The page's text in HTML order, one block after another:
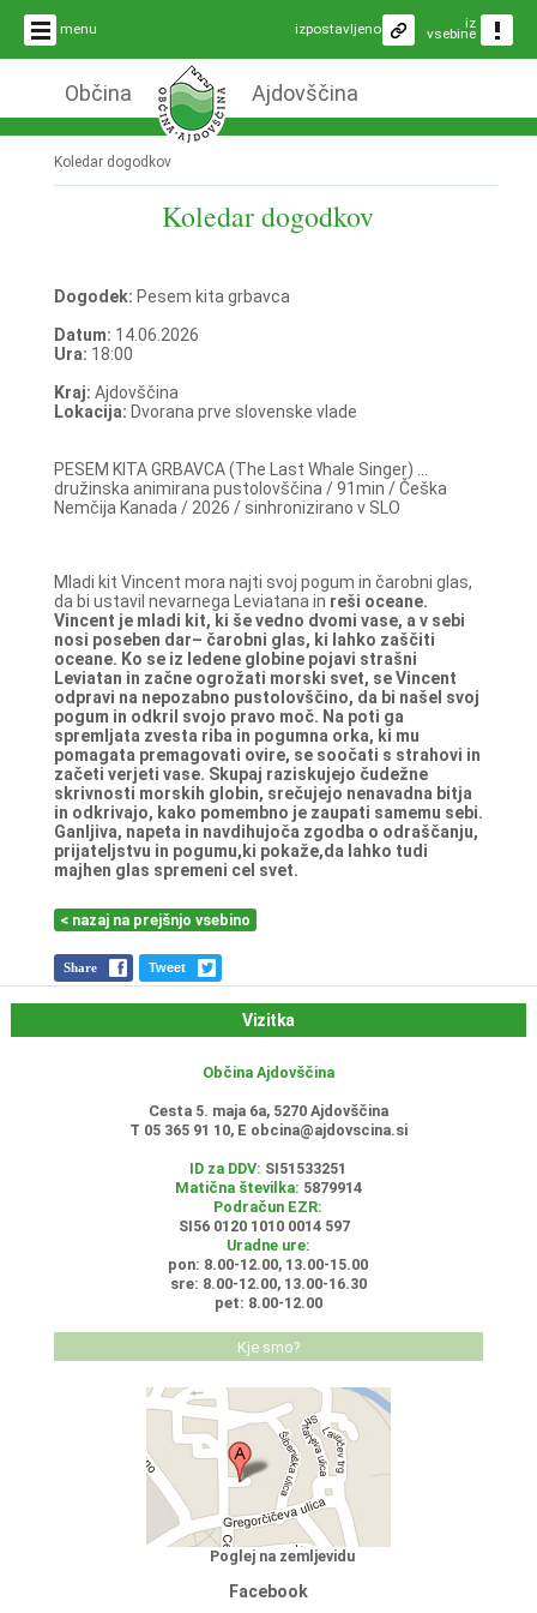
menu iz
vsebine
izpostavljeno
Občina Ajdovščina
Koledar dogodkov
Koledar dogodkov
Dogodek: Pesem kita grbavca
Datum: 14.06.2026
Ura: 18:00
Kraj: Ajdovščina
Lokacija: Dvorana prve slovenske vlade
PESEM KITA GRBAVCA (The Last Whale Singer) ...
družinska animirana pustolovščina / 91min / Češka
Nemčija Kanada / 2026 / sinhronizirano v SLO
Mladi kit Vincent mora najti svoj pogum in čarobni glas,
da bi ustavil nevarnega Leviatana in reši oceane.
Vincent je mladi kit, ki še vedno dvomi vase, a v sebi
nosi poseben dar– čarobni glas, ki lahko zaščiti
oceane. Ko se iz ledene globine pojavi strašni
Leviatan in začne ogrožati morski svet, se Vincent
odpravi na nepozabno pustolovščino, da bi našel svoj
pogum in odkril svojo pravo moč. Na poti ga
spremljata zvesta riba in pogumna orka, ki mu
pomagatapremagovati ovire, se soočati s strahovi in
začeti verjeti vase. Skupaj raziskujejo čudežne
skrivnosti morskih globin, srečujejo nenavadna bitja
in odkrivajo, kako pomembno jezaupati samemu sebi.
Ganljiva, napeta in navdihujoča zgodba o odraščanju,
prijateljstvu in pogumu,ki pokaže,da lahko tudi
majhen glas spremeni cel svet.
< nazaj na prejšnjo vsebino
Share Tweet
Vizitka
Občina Ajdovščina
Cesta 5. maja 6a, 5270 Ajdovščina
T 05 365 91 10, E obcina@ajdovscina.si
ID za DDV: SI51533251
Matična številka: 5879914
Podračun EZR:
SI56 0120 1010 0014 597
Uradne ure:
pon: 8.00-12.00, 13.00-15.00
sre: 8.00-12.00, 13.00-16.30
pet: 8.00-12.00
Kje smo?
Poglej na zemljevidu
Facebook